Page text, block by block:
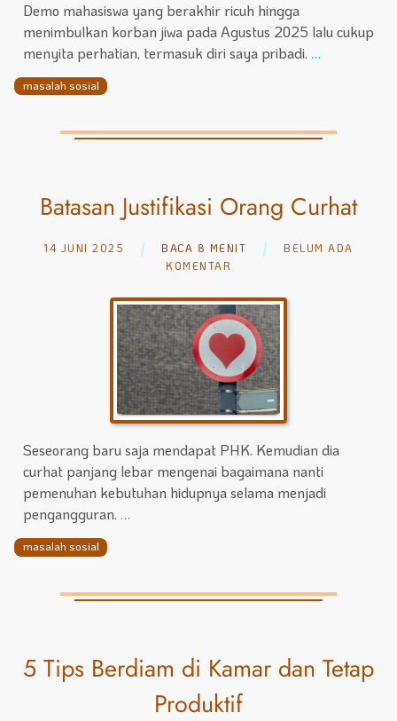
Demo mahasiswa yang berakhir ricuh hingga
menimbulkan korban jiwa pada Agustus 2025 lalu cukup
menyita perhatian, termasuk diri saya pribadi. …
masalah sosial
Batasan Justifikasi Orang Curhat
14 JUNI 2025 BACA 8 MENIT
BELUM ADA
KOMENTAR
Seseorang baru saja mendapat PHK. Kemudian dia
curhat panjang lebar mengenai bagaimana nanti
pemenuhan kebutuhan hidupnya selama menjadi
pengangguran. …
masalah sosial
5 Tips Berdiam di Kamar dan Tetap
Produktif